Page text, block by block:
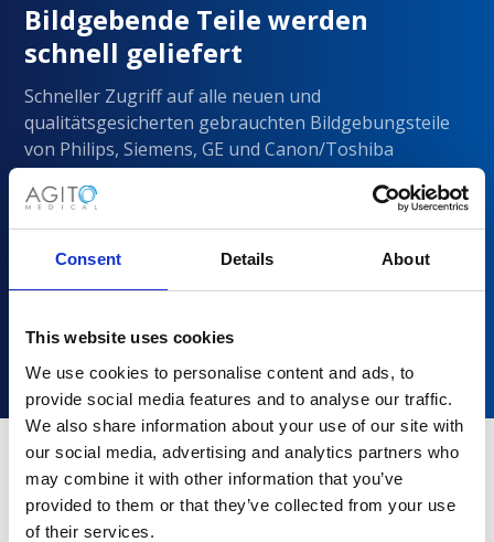
Consent Details About
This website uses cookies
We use cookies to personalise content and ads, to
provide social media features and to analyse our traffic.
We also share information about your use of our site with
our social media, advertising and analytics partners who
may combine it with other information that you’ve
provided to them or that they’ve collected from your use
of their services.
Bildgebende Teile werden
schnell geliefert
Schneller Zugriff auf alle neuen und
qualitätsgesicherten gebrauchten Bildgebungsteile
von Philips, Siemens, GE und Canon/Toshiba
Warum sollten Sie sich für Agito